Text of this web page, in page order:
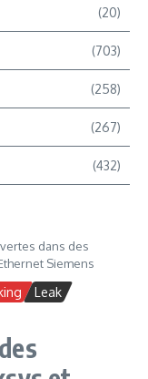
(20)
(703)
(258)
(267)
(432)
dans des
Siemens
Leak